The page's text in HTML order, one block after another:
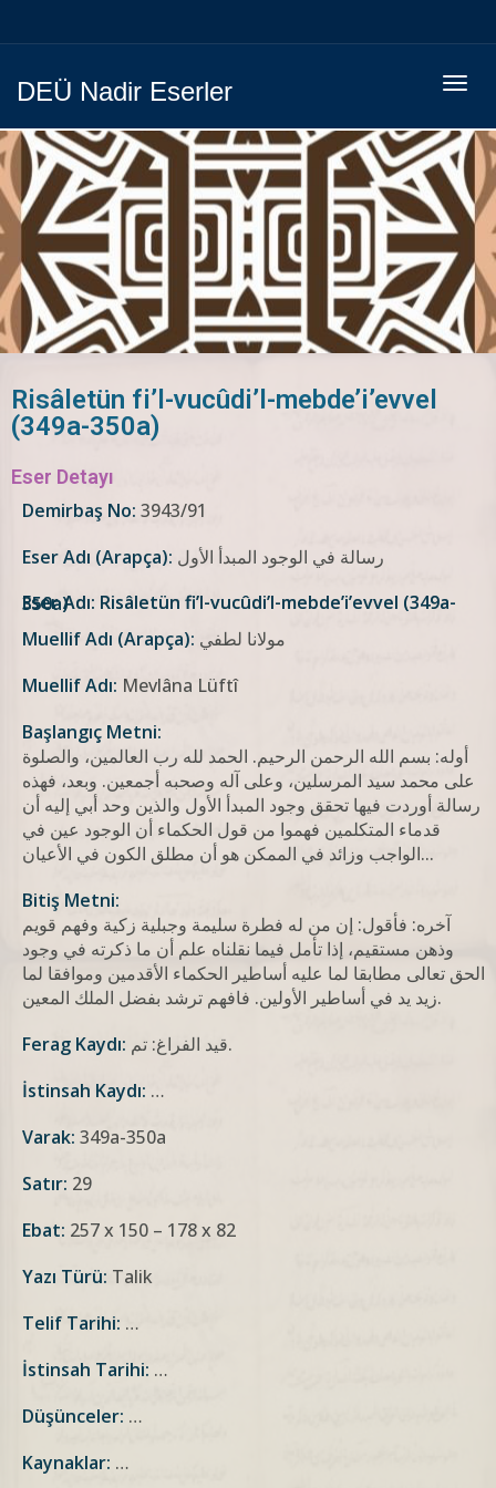
DEÜ Nadir Eserler
Risâletün fi’l-vucûdi’l-mebde’i’evvel
(349a-350a)
Eser Detayı
Demirbaş No: 3943/91
Eser Adı (Arapça): رسالة في الوجود المبدأ الأول
Eser Adı: Risâletün fi’l-vucûdi’l-mebde’i’evvel (349a-350a)
Muellif Adı (Arapça): مولانا لطفي
Muellif Adı: Mevlâna Lüftî
Başlangıç Metni:
أوله: بسم الله الرحمن الرحيم. الحمد لله رب العالمين، والصلوة
على محمد سيد المرسلين، وعلى آله وصحبه أجمعين. وبعد، فهذه
رسالة أوردت فيها تحقق وجود المبدأ الأول والذين وحد أبي إليه أن
قدماء المتكلمين فهموا من قول الحكماء أن الوجود عين في
الواجب وزائد في الممكن هو أن مطلق الكون في الأعيان...
Bitiş Metni:
آخره: فأقول: إن من له فطرة سليمة وجبلية زكية وفهم قويم
وذهن مستقيم، إذا تأمل فيما نقلناه علم أن ما ذكرته في وجود
الحق تعالى مطابقا لما عليه أساطير الحكماء الأقدمين وموافقا لما
زيد ید في أساطير الأولين. فافهم ترشد بفضل الملك المعين.
Ferag Kaydı:
قيد الفراغ: تم.
İstinsah Kaydı: …
Varak: 349a-350a
Satır: 29
Ebat: 257 x 150 – 178 x 82
Yazı Türü: Talik
Telif Tarihi: …
İstinsah Tarihi: …
Düşünceler: …
Kaynaklar: …